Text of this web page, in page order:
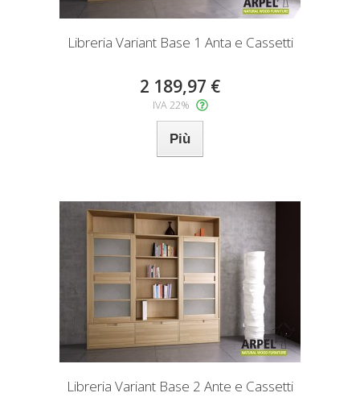
Libreria Variant Base 1 Anta e Cassetti
2 189,97 €
IVA 22%
Più
Libreria Variant Base 2 Ante e Cassetti